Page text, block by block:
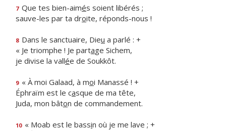
7 Que tes bien-aimés soient libérés ;
sauve-les par ta droite, réponds-nous !
8 Dans le sanctuaire, Dieu a parlé : +
« Je triomphe ! Je partage Sichem,
je divise la vallée de Soukkôt.
9 « À moi Galaad, à moi Manassé ! +
Éphraïm est le casque de ma tête,
Juda, mon bâton de commandement.
10 « Moab est le bassin où je me lave ; +